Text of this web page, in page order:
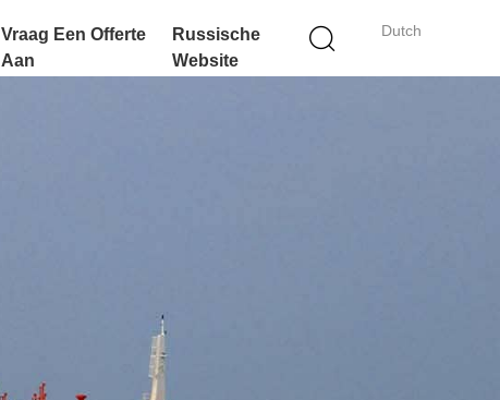
Dutch
Vraag Een Offerte
Aan
Russische
Website